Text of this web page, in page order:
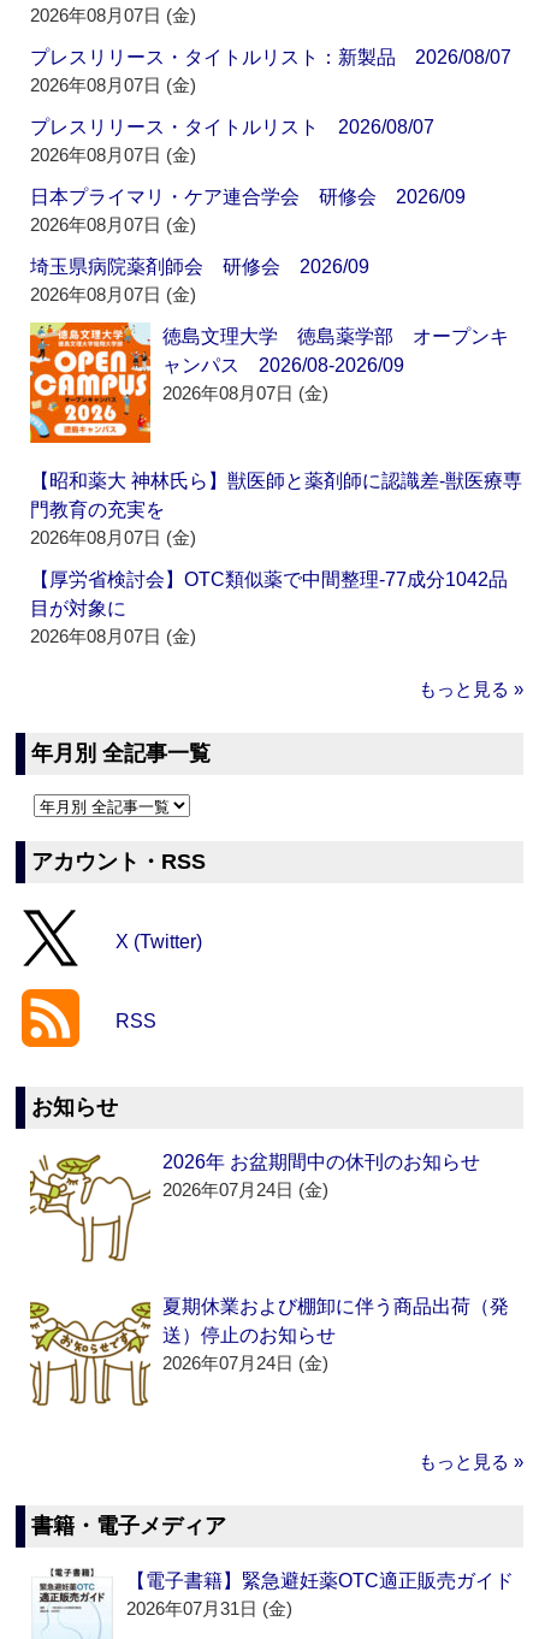
2026年08月07日 (金)
プレスリリース・タイトルリスト：新製品 2026/08/07
2026年08月07日 (金)
プレスリリース・タイトルリスト 2026/08/07
2026年08月07日 (金)
日本プライマリ・ケア連合学会 研修会 2026/09
2026年08月07日 (金)
埼玉県病院薬剤師会 研修会 2026/09
2026年08月07日 (金)
徳島文理大学 徳島薬学部 オープンキ
ャンパス 2026/08-2026/09
2026年08月07日 (金)
【昭和薬大 神林氏ら】獣医師と薬剤師に認識差‐獣医療専
門教育の充実を
2026年08月07日 (金)
【厚労省検討会】OTC類似薬で中間整理‐77成分1042品
目が対象に
2026年08月07日 (金)
もっと見る »
年月別 全記事一覧
アカウント・RSS
X (Twitter)
RSS
お知らせ
2026年 お盆期間中の休刊のお知らせ
2026年07月24日 (金)
夏期休業および棚卸に伴う商品出荷（発
送）停止のお知らせ
2026年07月24日 (金)
もっと見る »
書籍・電子メディア
【電子書籍】緊急避妊薬OTC適正販売ガイド
2026年07月31日 (金)